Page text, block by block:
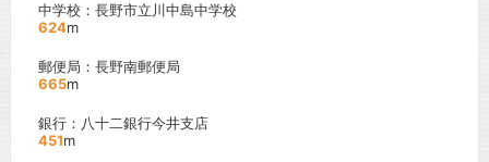
中学校：長野市立川中島中学校
624m
郵便局：長野南郵便局
665m
銀行：八十二銀行今井支店
451m